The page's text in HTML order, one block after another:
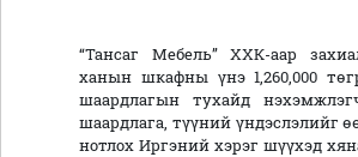
“Тансаг Мебель” ХХК-аар
ханын шкафны үнэ 1,260,000
шаардлагын тухайд
шаардлага, түүний үндэслэлийг
нотлох Иргэний хэрэг шүүхэд